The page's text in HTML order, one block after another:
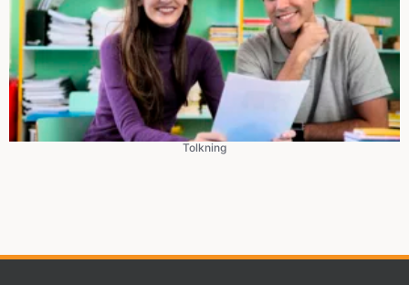
Tolkning